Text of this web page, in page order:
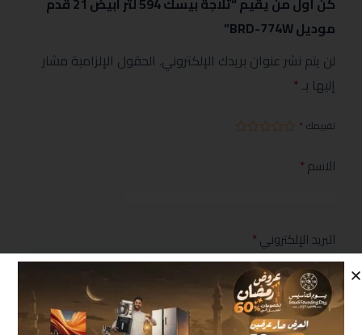
موديل BRD-774W”
لن يتم نشر عنوان بريدك الإلكتروني. الحقول الإلزامية مشار
إليها بـ*
تقييمك *
الاسم*
البريد الإلكتروني*
مراجعتك*